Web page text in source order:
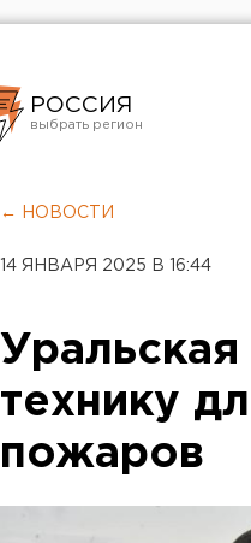
РОССИЯ
Челябинск
← НОВОСТИ
14 ЯНВАРЯ 2025 В 16:44
Уральская
технику
пожаров